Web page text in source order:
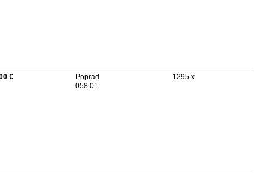
€
Poprad
058 01
1295 x